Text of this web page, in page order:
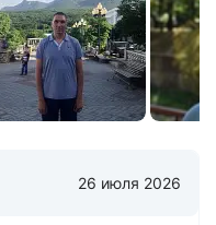
26 июля 2026